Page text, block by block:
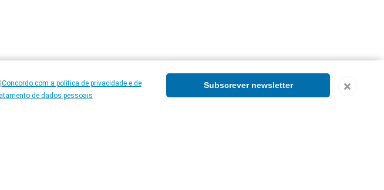
Concordo com a politica de privacidade e de
de dados pessoais
Subscrever newsletter